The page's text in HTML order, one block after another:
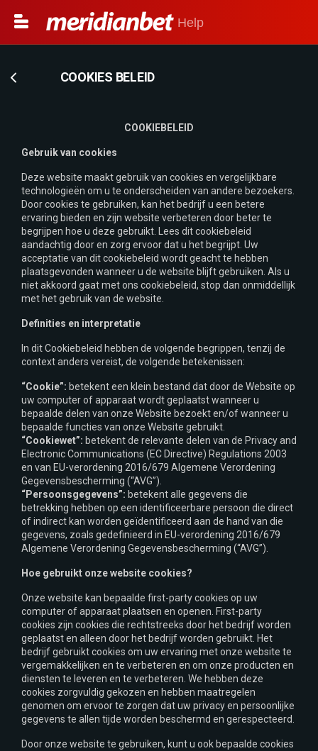
Help
COOKIES BELEID
COOKIEBELEID
Gebruik van cookies
Deze website maakt gebruik van cookies en vergelijkbare
technologieën om u te onderscheiden van andere bezoekers.
Door cookies te gebruiken, kan het bedrijf u een betere
ervaring bieden en zijn website verbeteren door beter te
begrijpen hoe u deze gebruikt. Lees dit cookiebeleid
aandachtig door en zorg ervoor dat u het begrijpt. Uw
acceptatie van dit cookiebeleid wordt geacht te hebben
plaatsgevonden wanneer u de website blijft gebruiken. Als u
niet akkoord gaat met ons cookiebeleid, stop dan onmiddellijk
met het gebruik van de website.
Definities en interpretatie
In dit Cookiebeleid hebben de volgende begrippen, tenzij de
context anders vereist, de volgende betekenissen:
“Cookie”: betekent een klein bestand dat door de Website op
uw computer of apparaat wordt geplaatst wanneer u
bepaalde delen van onze Website bezoekt en/of wanneer u
bepaalde functies van onze Website gebruikt.
“Cookiewet”: betekent de relevante delen van de Privacy and
Electronic Communications (EC Directive) Regulations 2003
en van EU-verordening 2016/679 Algemene Verordening
Gegevensbescherming (“AVG”).
“Persoonsgegevens”: betekent alle gegevens die
betrekking hebben op een identificeerbare persoon die direct
of indirect kan worden geïdentificeerd aan de hand van die
gegevens, zoals gedefinieerd in EU-verordening 2016/679
Algemene Verordening Gegevensbescherming (“AVG”).
Hoe gebruikt onze website cookies?
Onze website kan bepaalde first-party cookies op uw
computer of apparaat plaatsen en openen. First-party
cookies zijn cookies die rechtstreeks door het bedrijf worden
geplaatst en alleen door het bedrijf worden gebruikt. Het
bedrijf gebruikt cookies om uw ervaring met onze website te
vergemakkelijken en te verbeteren en om onze producten en
diensten te leveren en te verbeteren. We hebben deze
cookies zorgvuldig gekozen en hebben maatregelen
genomen om ervoor te zorgen dat uw privacy en persoonlijke
gegevens te allen tijde worden beschermd en gerespecteerd.
Door onze website te gebruiken, kunt u ook bepaalde cookies